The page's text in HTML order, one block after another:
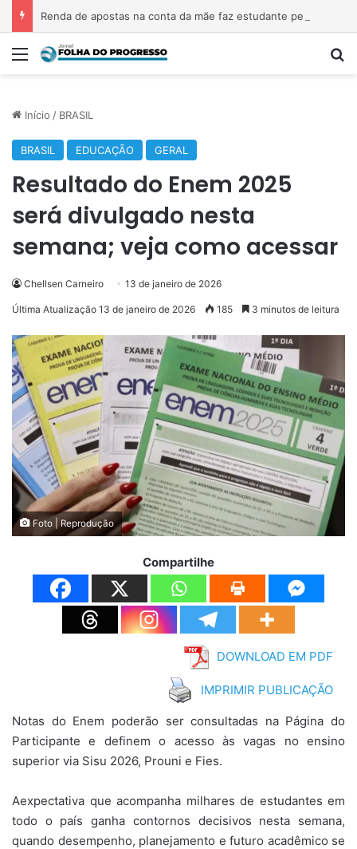
Menu
Início / BRASIL
BRASIL EDUCAÇÃO GERAL
Resultado do Enem 2025
será divulgado nesta
semana; veja como acessar
Chellsen Carneiro 13 de janeiro de 2026
Última Atualização 13 de janeiro de 2026 185 3 minutos de leitura
Foto | Reprodução
Compartilhe
DOWNLOAD EM PDF
IMPRIMIR PUBLICAÇÃO
Notas do Enem poderão ser consultadas na Página do
Participante e definem o acesso às vagas no ensino
superior via Sisu 2026, Prouni e Fies.
Aexpectativa que acompanha milhares de estudantes em
todo o país ganha contornos decisivos nesta semana,
quando desempenho, planejamento e futuro acadêmico se